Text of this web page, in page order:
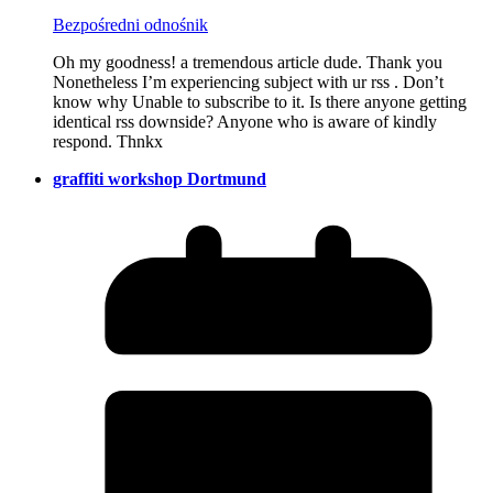
Bezpośredni odnośnik
Oh my goodness! a tremendous article dude. Thank you
Nonetheless I’m experiencing subject with ur rss . Don’t
know why Unable to subscribe to it. Is there anyone getting
identical rss downside? Anyone who is aware of kindly
respond. Thnkx
graffiti workshop Dortmund